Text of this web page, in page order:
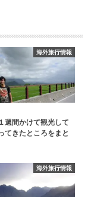
海外旅行情報
週間かけて観光して
てきたところをまと
海外旅行情報